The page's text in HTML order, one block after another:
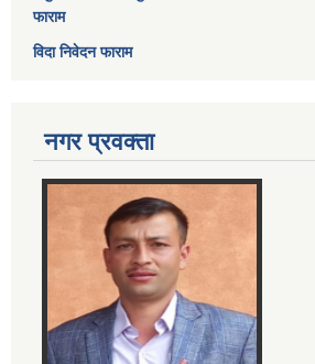
फाराम
विदा निवेदन फाराम
नगर प्रवक्ता